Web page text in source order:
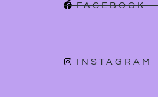
FACEBOOK
INSTAGRAM